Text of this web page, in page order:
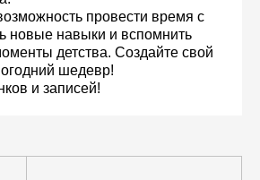
провести время с
новые навыки и вспомнить
детства. Создайте свой
шедевр!
и записей!